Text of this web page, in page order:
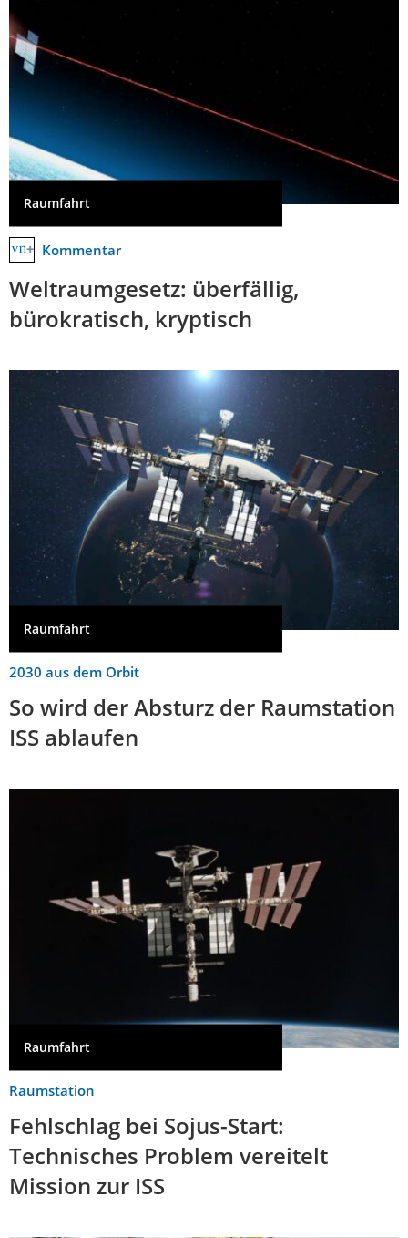
Raumfahrt
Kommentar
Weltraumgesetz: überfällig,
bürokratisch, kryptisch
Raumfahrt
2030 aus dem Orbit
So wird der Absturz der Raumstation
ISS ablaufen
Raumfahrt
Raumstation
Fehlschlag bei Sojus-Start:
Technisches Problem vereitelt
Mission zur ISS